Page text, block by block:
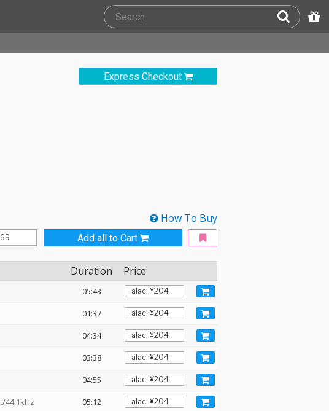
Express Checkout
How To Buy
Add all to Cart
Duration Price
05:43
01:37
04:34
03:38
04:55
44.1kHz
05:12